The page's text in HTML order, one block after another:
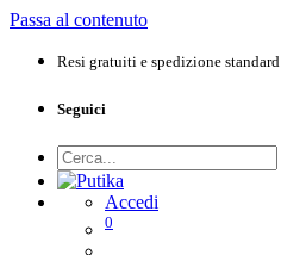
Passa al contenuto
Resi gratuiti e spedizione standard
Seguici
Accedi
0